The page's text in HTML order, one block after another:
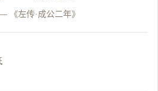
《左传·成公二年》